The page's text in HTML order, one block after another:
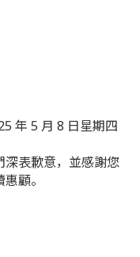
年 5 月 8 日星期四
深表歉意，並感謝您
顧。